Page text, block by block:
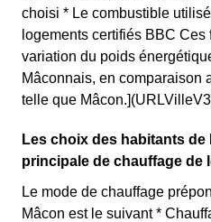
choisi * Le combustible
logements certifiés BBC
variation du poids
Mâconnais, en comparaison
telle que
Les choix des habitants
principale de chauffage de
Le mode de chauffage
Mâcon est le suivant *